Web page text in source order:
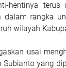
hentinya terus
dalam rangka
wilayah
usai
Subianto yang